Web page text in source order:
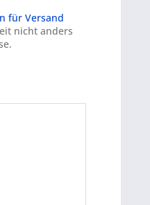
für Versand
nicht anders